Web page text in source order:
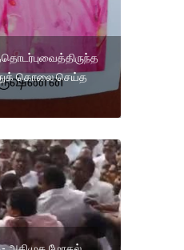
கொலை செய்த